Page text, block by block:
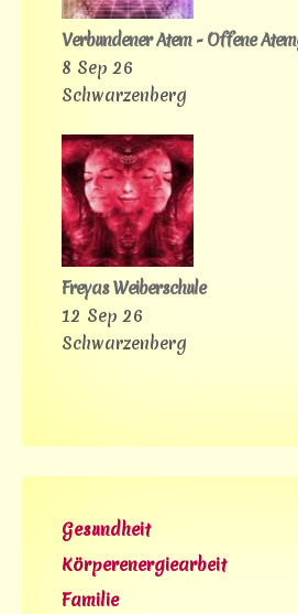
Verbundener Atem - Offene
8 Sep 26
Schwarzenberg
Freyas Weiberschule
12 Sep 26
Schwarzenberg
Gesundheit
Körperenergiearbeit
Familie